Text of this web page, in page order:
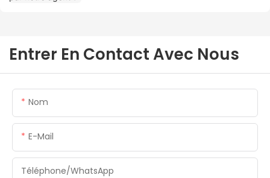
Entrer En Contact Avec Nous
Nom
E-Mail
Téléphone/WhatsApp